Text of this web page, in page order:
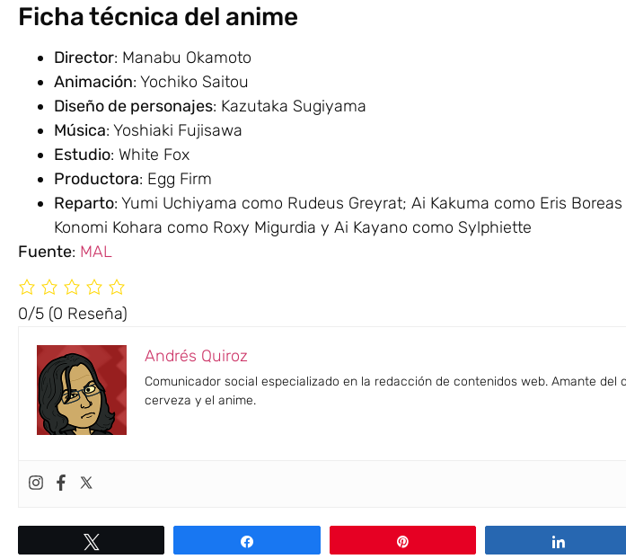
Ficha técnica del anime
Director: Manabu Okamoto
Animación: Yochiko Saitou
Diseño de personajes: Kazutaka Sugiyama
Música: Yoshiaki Fujisawa
Estudio: White Fox
Productora: Egg Firm
Reparto: Yumi Uchiyama como Rudeus Greyrat; Ai Kakuma como Eris Boreas
Konomi Kohara como Roxy Migurdia y Ai Kayano como Sylphiette
Fuente: MAL
0/5 (0 Reseña)
Andrés Quiroz
Comunicador social especializado en la redacción de contenidos web. Amante del
cerveza y el anime.